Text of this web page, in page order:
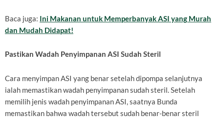
Baca juga: Ini Makanan untuk Memperbanyak ASI yang Murah
dan Mudah Didapat!
Pastikan Wadah Penyimpanan ASI Sudah Steril
Cara menyimpan ASI yang benar setelah dipompa selanjutnya
ialah memastikan wadah penyimpanan sudah steril. Setelah
memilih jenis wadah penyimpanan ASI, saatnya Bunda
memastikan bahwa wadah tersebut sudah benar-benar steril